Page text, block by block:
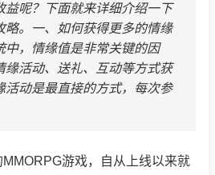
益呢？下面就来详细介绍一下
略。一、如何获得更多的情缘
中，情缘值是非常关键的因
缘活动、送礼、互动等方式获
活动是最直接的方式，每次参
游戏，自从上线以来就